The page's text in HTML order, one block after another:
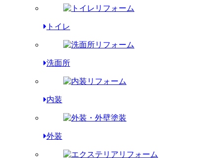
トイレ
洗面所
内装
外装